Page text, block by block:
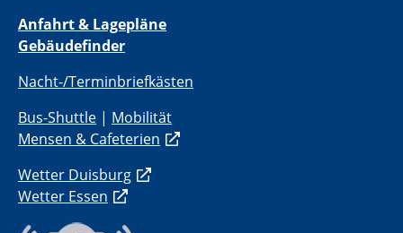
Anfahrt & Lagepläne
Gebäudefinder
Nacht-/Terminbriefkästen
Bus-Shuttle | Mobilität
Mensen & Cafeterien
Wetter Duisburg
Wetter Essen